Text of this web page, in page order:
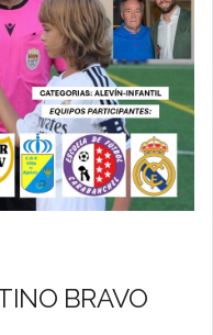
BRAVO